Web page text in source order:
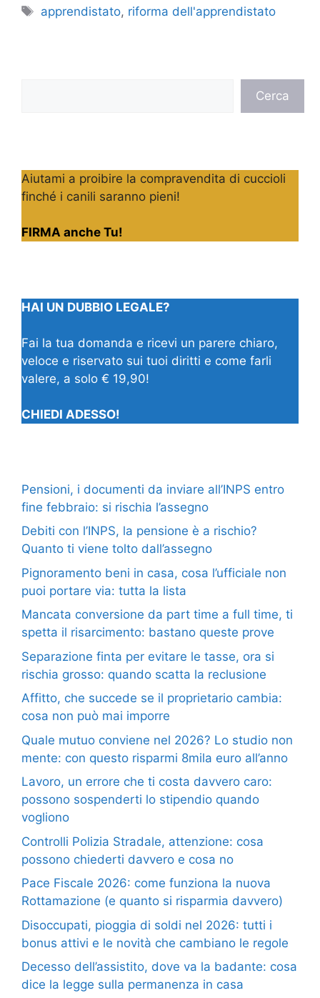
Tag
apprendistato, riforma dell'apprendistato
Cerca
Aiutami a proibire la compravendita di cuccioli
finché i canili saranno pieni!
FIRMA anche Tu!
HAI UN DUBBIO LEGALE?
Fai la tua domanda e ricevi un parere chiaro,
veloce e riservato sui tuoi diritti e come farli
valere, a solo € 19,90!
CHIEDI ADESSO!
Pensioni, i documenti da inviare all’INPS entro
fine febbraio: si rischia l’assegno
Debiti con l’INPS, la pensione è a rischio?
Quanto ti viene tolto dall’assegno
Pignoramento beni in casa, cosa l’ufficiale non
puoi portare via: tutta la lista
Mancata conversione da part time a full time, ti
spetta il risarcimento: bastano queste prove
Separazione finta per evitare le tasse, ora si
rischia grosso: quando scatta la reclusione
Affitto, che succede se il proprietario cambia:
cosa non può mai imporre
Quale mutuo conviene nel 2026? Lo studio non
mente: con questo risparmi 8mila euro all’anno
Lavoro, un errore che ti costa davvero caro:
possono sospenderti lo stipendio quando
vogliono
Controlli Polizia Stradale, attenzione: cosa
possono chiederti davvero e cosa no
Pace Fiscale 2026: come funziona la nuova
Rottamazione (e quanto si risparmia davvero)
Disoccupati, pioggia di soldi nel 2026: tutti i
bonus attivi e le novità che cambiano le regole
Decesso dell’assistito, dove va la badante: cosa
dice la legge sulla permanenza in casa